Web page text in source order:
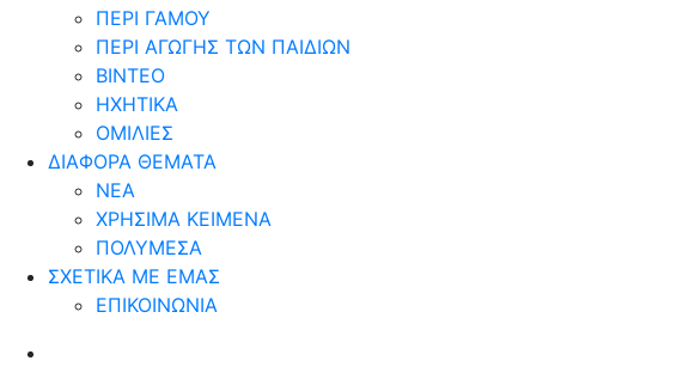
ΠΕΡΙ ΓΑΜΟΥ
ΠΕΡΙ ΑΓΩΓΗΣ ΤΩΝ ΠΑΙΔΙΩΝ
ΒΙΝΤΕΟ
ΗΧΗΤΙΚΑ
ΟΜΙΛΙΕΣ
ΔΙΑΦΟΡΑ ΘΕΜΑΤΑ
ΝΕΑ
ΧΡΗΣΙΜΑ ΚΕΙΜΕΝΑ
ΠΟΛΥΜΕΣΑ
ΣΧΕΤΙΚΑ ΜΕ ΕΜΑΣ
ΕΠΙΚΟΙΝΩΝΙΑ